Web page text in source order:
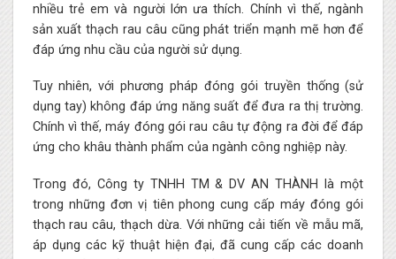
nhiều trẻ em và người lớn ưa thích. Chính vì thế, ngành
sản xuất thạch rau câu cũng phát triển mạnh mẽ hơn để
đáp ứng nhu cầu của người sử dụng.
Tuy nhiên, với phương pháp đóng gói truyền thống (sử
dụng tay) không đáp ứng năng suất để đưa ra thị trường.
Chính vì thế, máy đóng gói rau câu tự động ra đời để đáp
ứng cho khâu thành phẩm của ngành công nghiệp này.
Trong đó, Công ty TNHH TM & DV AN THÀNH
là một
trong những đơn vị tiên phong cung cấp máy đóng gói
thạch rau câu, thạch dừa. Với những cải tiến về mẫu mã,
áp dụng các kỹ thuật hiện đại, đã cung cấp các doanh